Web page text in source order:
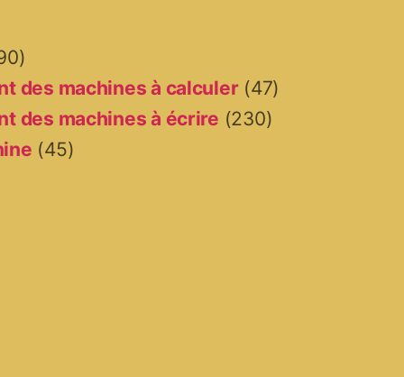
des machines à calculer(47)
des machines à écrire (230)
(45)